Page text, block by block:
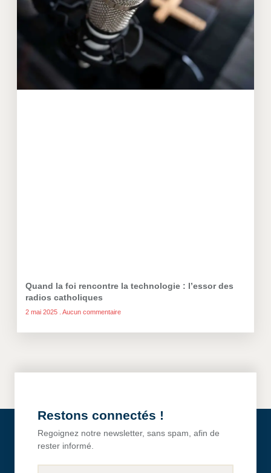
Quand la foi rencontre la technologie : l’essor des
radios catholiques
2 mai 2025 Aucun commentaire
Restons connectés !
Regoignez notre newsletter, sans spam, afin de
rester informé.